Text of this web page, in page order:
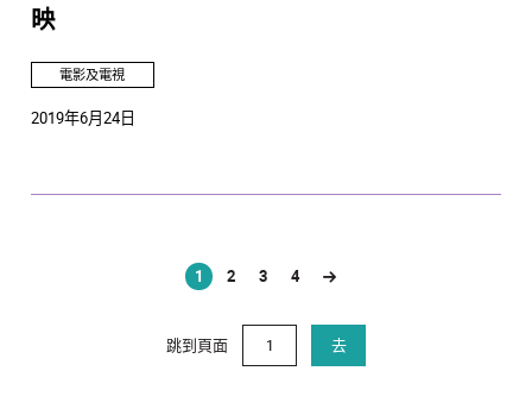
映
電影及電視
2019年6月24日
1
(current)
2 3 4
跳到頁面 去